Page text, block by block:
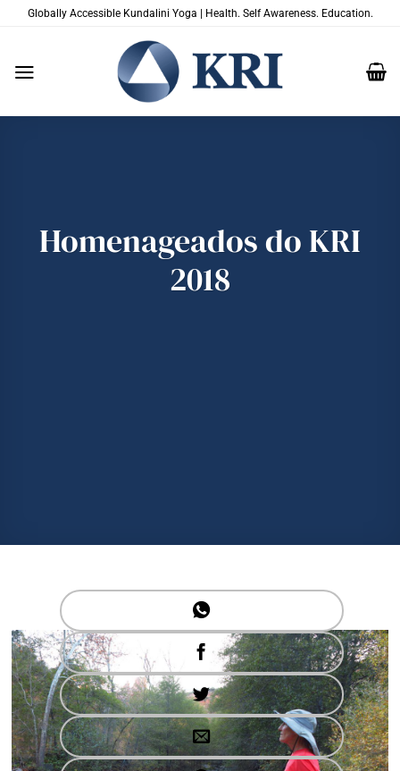
Globally Accessible Kundalini Yoga | Health. Self Awareness. Education.
Homenageados do KRI
2018